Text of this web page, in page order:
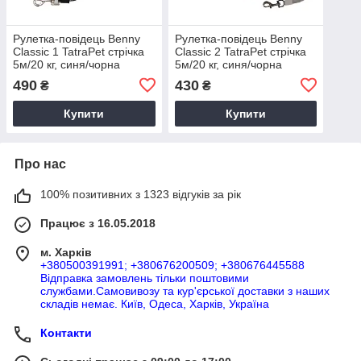
Рулетка-повідець Benny
Classic 1 TatraPet стрічка
5м/20 кг, синя/чорна
490 ₴
Купити
Рулетка-повідець Benny
Classic 2 TatraPet стрічка
5м/20 кг, синя/чорна
430₴
Купити
Про нас
100% позитивних з 1323 відгуків за рік
Працює з 16.05.2018
м. Харків
+380500391991; +380676200509; +380676445588
Відправка замовлень тільки поштовими
службами.Самовивозу та кур'єрської доставки з наших
складів немає. Київ, Одеса, Харків, Україна
Контакти